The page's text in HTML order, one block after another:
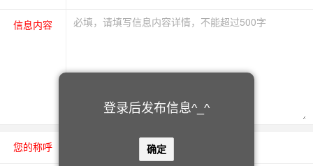
登录后发布信息^_^
确定
信息内容
您的称呼 女士